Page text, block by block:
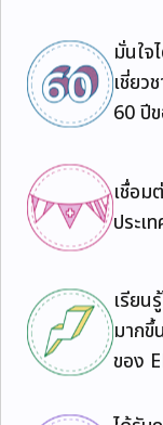
มั่นใจ
เชี่ยว
60 ปี
เชื่อม
ประเ
เรียน
มากขึ้
ของ